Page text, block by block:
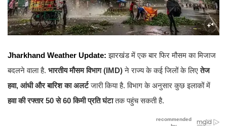
Jharkhand Weather Update: झारखंड में एक बार फिर मौसम का मिजाज
बदलने वाला है. भारतीय मौसम विभाग (IMD)ने राज्य के कई जिलों के लिएतेज
हवा, आंधी और बारिश का अलर्टजारी किया है. विभाग के अनुसार कुछ इलाकों में
हवा की रफ्तार 50 से 60 किमी प्रति घंटातक पहुंच सकती है.